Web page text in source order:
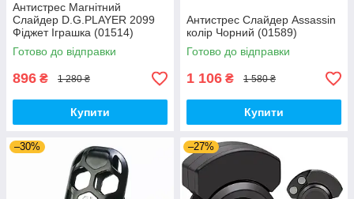
Антистрес Магнітний
Слайдер D.G.PLAYER 2099
Фіджет Іграшка (01514)
Готово до відправки
896 ₴ 1 280 ₴
Купити
Антистрес Слайдер Assassin
колір Чорний (01589)
Готово до відправки
1 106 ₴ 1 580 ₴
Купити
–30% –27%